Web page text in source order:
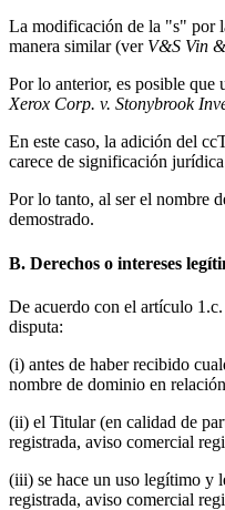
La modificación de la "s" por
manera similar (ver V&S Vin
Por lo anterior, es posible
Xerox Corp. v. Stonybrook
En este caso, la adición del
carece de significación
Por lo tanto, al ser el nombre
demostrado.
B. Derechos o intereses
De acuerdo con el artículo
disputa:
(i) antes de haber recibido
nombre de dominio en
(ii) el Titular (en calidad de
registrada, aviso comercial
(iii) se hace un uso legítimo y
registrada, aviso comercial